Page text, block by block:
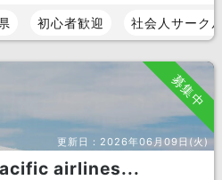
初心者歓迎 社会人サーク
募集中
更新日： 2026年06月09日(火)
airlines...